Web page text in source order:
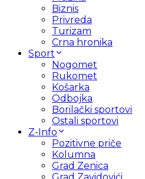
Biznis
Privreda
Turizam
Crna hronika
Sport
Nogomet
Rukomet
Košarka
Odbojka
Borilački sportovi
Ostali sportovi
Z-Info
Pozitivne priče
Kolumna
Grad Zenica